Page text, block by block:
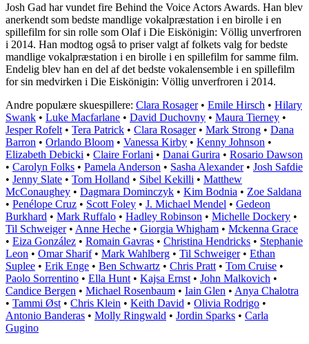
Josh Gad har vundet fire Behind the Voice Actors Awards. Han blev
anerkendt som bedste mandlige vokalpræstation i en birolle i en
spillefilm for sin rolle som Olaf i Die Eiskönigin: Völlig unverfroren
i 2014. Han modtog også to priser valgt af folkets valg for bedste
mandlige vokalpræstation i en birolle i en spillefilm for samme film.
Endelig blev han en del af det bedste vokalensemble i en spillefilm
for sin medvirken i Die Eiskönigin: Völlig unverfroren i 2014.
Andre populære skuespillere: Clara Rosager• Emile Hirsch • Hilary
Swank • Luke Macfarlane • David Duchovny • Maura Tierney •
Jesper Rofelt • Tera Patrick • Clara Rosager• Mark Strong • Dana
Barron • Orlando Bloom • Vanessa Kirby • Kenny Johnson •
Elizabeth Debicki • Claire Forlani • Danai Gurira • Rosario Dawson
• Carolyn Folks • Pamela Anderson • Sasha Alexander• Josh Safdie
• Jenny Slate • Tom Holland • Sibel Kekilli • Matthew
McConaughey • Dagmara Dominczyk • Kim Bodnia • Zoe Saldana
• Penélope Cruz • Scott Foley • J. Michael Mendel • Gedeon
Burkhard • Mark Ruffalo • Hadley Robinson • Michelle Dockery •
Til Schweiger• Anne Heche • Giorgia Whigham • Mckenna Grace
• Eiza González • Romain Gavras • Christina Hendricks • Stephanie
Leon • Omar Sharif• Mark Wahlberg • Til Schweiger• Ethan
Suplee • Erik Enge • Ben Schwartz • Chris Pratt • Tom Cruise •
Paolo Sorrentino • Ella Hunt • Kajsa Ernst • John Malkovich •
Candice Bergen • Michael Rosenbaum • Iain Glen • Anya Chalotra
• Tammi Øst • Chris Klein • Keith David • Olivia Rodrigo •
Antonio Banderas • Molly Ringwald • Jordin Sparks • Carla
Gugino